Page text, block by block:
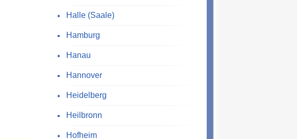
Halle (Saale)
Hamburg
Hanau
Hannover
Heidelberg
Heilbronn
Hofheim